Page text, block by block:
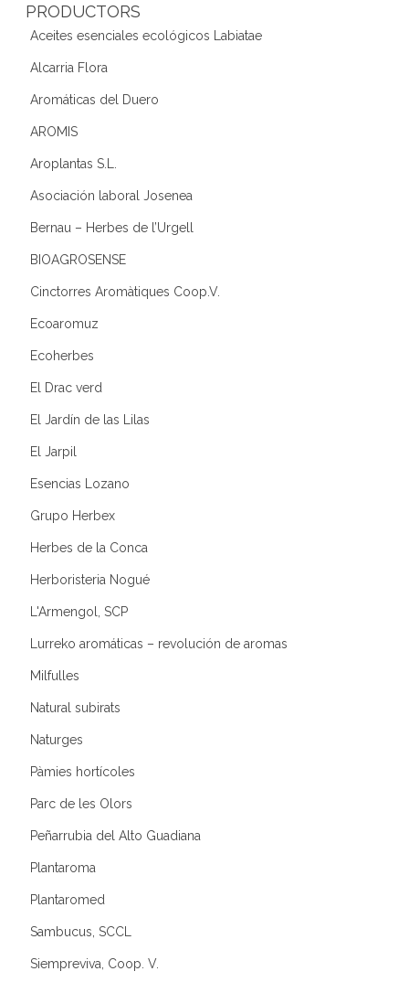
PRODUCTORS
Aceites esenciales ecológicos Labiatae
Alcarria Flora
Aromáticas del Duero
AROMIS
Aroplantas S.L.
Asociación laboral Josenea
Bernau – Herbes de l’Urgell
BIOAGROSENSE
Cinctorres Aromàtiques Coop.V.
Ecoaromuz
Ecoherbes
El Drac verd
El Jardín de las Lilas
El Jarpil
Esencias Lozano
Grupo Herbex
Herbes de la Conca
Herboristeria Nogué
L'Armengol, SCP
Lurreko aromáticas – revolución de aromas
Milfulles
Natural subirats
Naturges
Pàmies hortícoles
Parc de les Olors
Peñarrubia del Alto Guadiana
Plantaroma
Plantaromed
Sambucus, SCCL
Siempreviva, Coop. V.